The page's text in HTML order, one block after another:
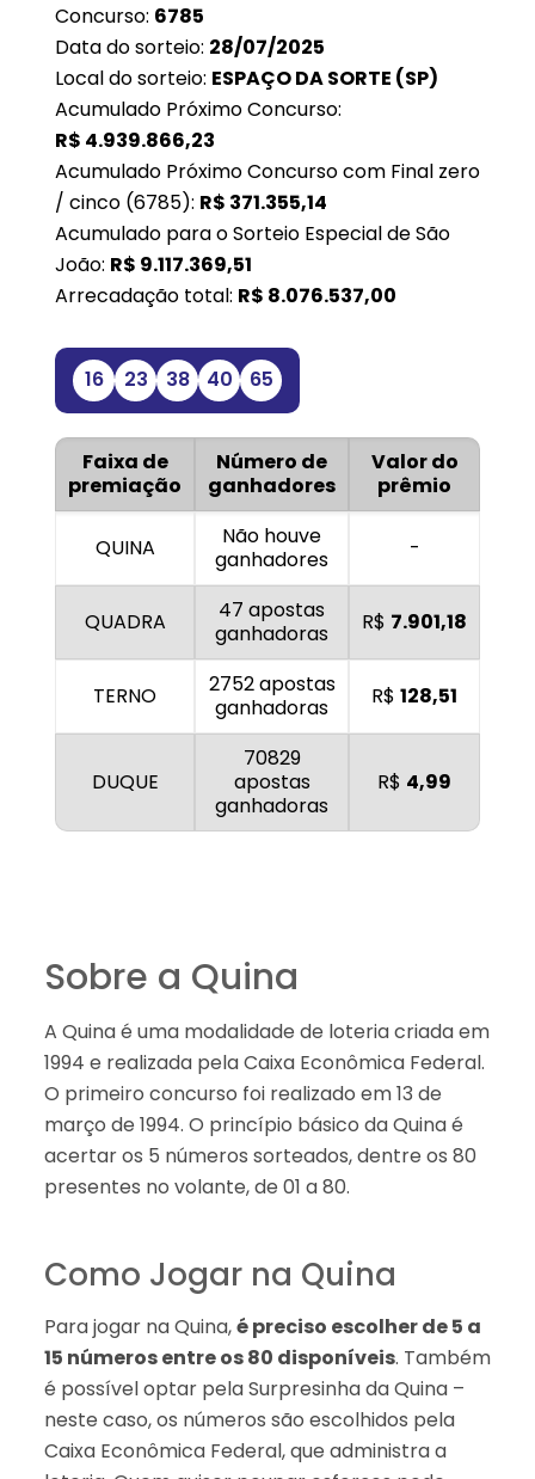
Concurso: 6785
Data do sorteio: 28/07/2025
Local do sorteio: ESPAÇO DA SORTE (SP)
Acumulado Próximo Concurso:
R$ 4.939.866,23
Acumulado Próximo Concurso com Final zero
/ cinco (6785): R$ 371.355,14
Acumulado para o Sorteio Especial de São
João: R$ 9.117.369,51
Arrecadação total: R$ 8.076.537,00
16 23 38 40 65
Faixa de
premiação
Número de
ganhadores
Valor do
prêmio
QUINA
Não houve
ganhadores
-
QUADRA
47 apostas
ganhadoras
R$ 7.901,18
TERNO
2752 apostas
ganhadoras
R$ 128,51
DUQUE
70829
apostas
ganhadoras
R$ 4,99
Sobre a Quina
A Quina é uma modalidade de loteria criada em
1994 e realizada pela Caixa Econômica Federal.
O primeiro concurso foi realizado em 13 de
março de 1994. O princípio básico da Quina é
acertar os 5 números sorteados, dentre os 80
presentes no volante, de 01 a 80.
Como Jogar na Quina
Para jogar na Quina,é preciso escolher de 5 a
15 números entre os 80 disponíveis. Também
é possível optar pela Surpresinha da Quina –
neste caso, os números são escolhidos pela
Caixa Econômica Federal, que administra a